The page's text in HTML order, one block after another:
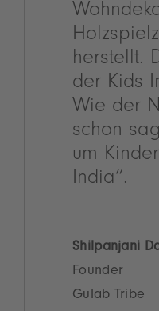
herstellt.
der Kids
Wie der
schon
um
India“.
Shilpanjani
Founder
Gulab Tribe